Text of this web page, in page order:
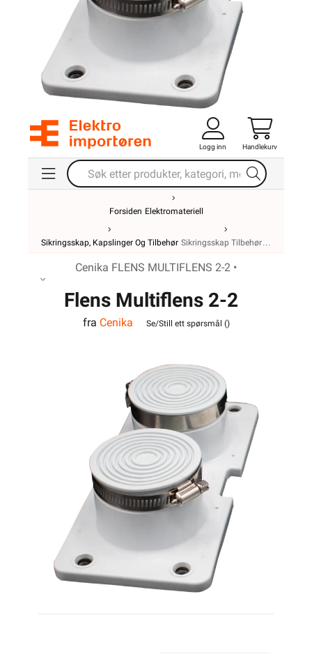
Logg inn Handlekurv
Forsiden Elektromateriell
Sikringsskap, Kapslinger Og Tilbehør Sikringsskap Tilbehør
Cenika FLENS MULTIFLENS 2-2 •
Flens Multiflens 2-2
fra Cenika Se/Still ett spørsmål ()